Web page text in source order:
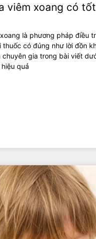
viêm xoang có
là phương pháp điều
thuốc có đúng như lời đồn
gia trong bài viết
quả